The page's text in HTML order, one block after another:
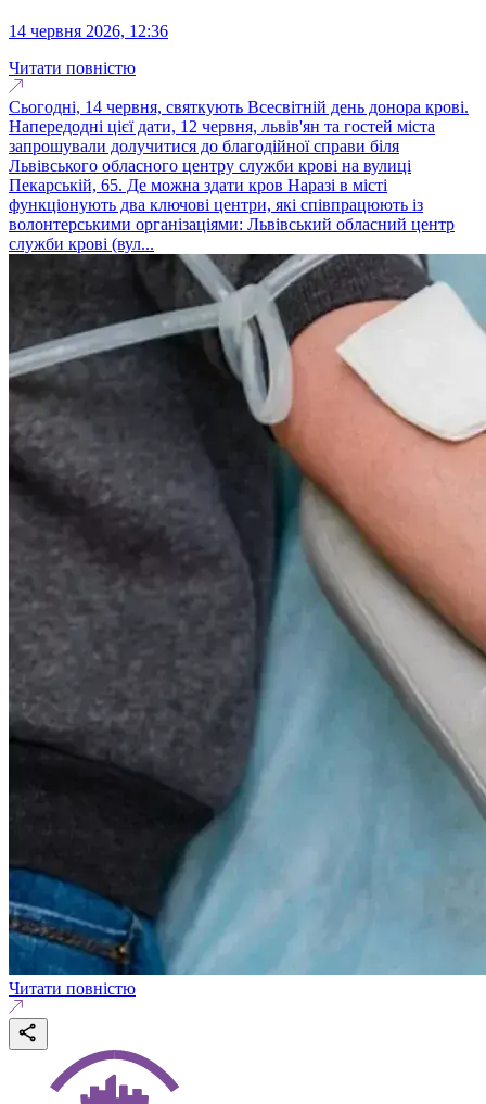
14 червня 2026, 12:36
Читати повністю
Сьогодні, 14 червня, святкують Всесвітній день донора крові.
Напередодні цієї дати, 12 червня, львів'ян та гостей міста
запрошували долучитися до благодійної справи біля
Львівського обласного центру служби крові на вулиці
Пекарській, 65. Де можна здати кров Наразі в місті
функціонують два ключові центри, які співпрацюють із
волонтерськими організаціями: Львівський обласний центр
служби крові (вул...
Читати повністю